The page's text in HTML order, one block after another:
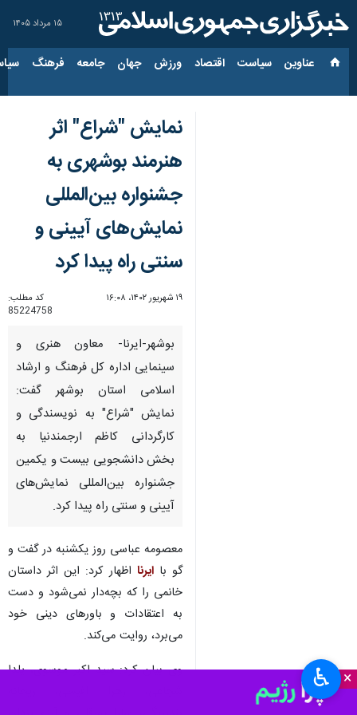
۱۵ مرداد ۱۴۰۵
عناوین‌ سیاست اقتصاد ورزش جهان جامعه فرهنگ
×
نمایش "شراع" اثر
هنرمند بوشهری به
جشنواره بین‌المللی
نمایش‌های آیینی و
سنتی راه پیدا کرد
۱۹ شهریور ۱۴۰۲، ۱۶:۰۸
کد مطلب:
85224758
بوشهر-ایرنا- معاون هنری و
سینمایی اداره کل فرهنگ و ارشاد
اسلامی استان بوشهر گفت:
نمایش "شراع" به نویسندگی و
کارگردانی کاظم ارجمندنیا به
بخش دانشجویی بیست و یکمین
جشنواره بین‌المللی نمایش‌های
آیینی و سنتی راه پیدا کرد.
معصومه عباسی روز یکشنبه در گفت و
گو باایرنا اظهار کرد: این اثر داستان
خانمی را که بچه‌دار نمی‌شود و دست
به اعتقادات و باورهای دینی خود
می‌برد، روایت می‌کند.
وی بیان کرد: سید اکبر موسوی، یلدا
♿︎